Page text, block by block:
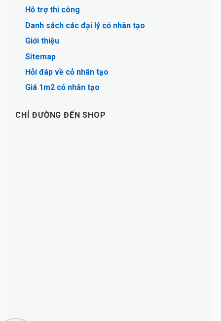
Hỗ trợ thi công
Danh sách các đại lý cỏ nhân tạo
Giới thiệu
Sitemap
Hỏi đáp về cỏ nhân tạo
Giá 1m2 cỏ nhân tạo
CHỈ ĐƯỜNG ĐẾN SHOP